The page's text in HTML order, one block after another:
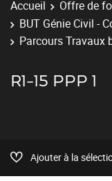
Accueil Offre de
BUT Génie Civil -
Parcours Travaux
R1-15 PPP 1
Ajouter à la